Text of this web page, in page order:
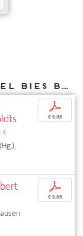
Weitere Texte von Michael Bies bei DIAPHANES
p
€ 9,95
p
€ 9,95